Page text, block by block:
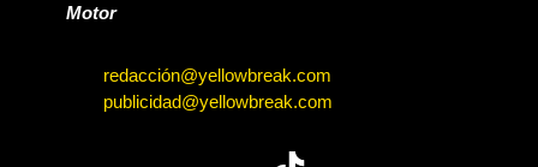
Motor
redacción@yellowbreak.com
publicidad@yellowbreak.com